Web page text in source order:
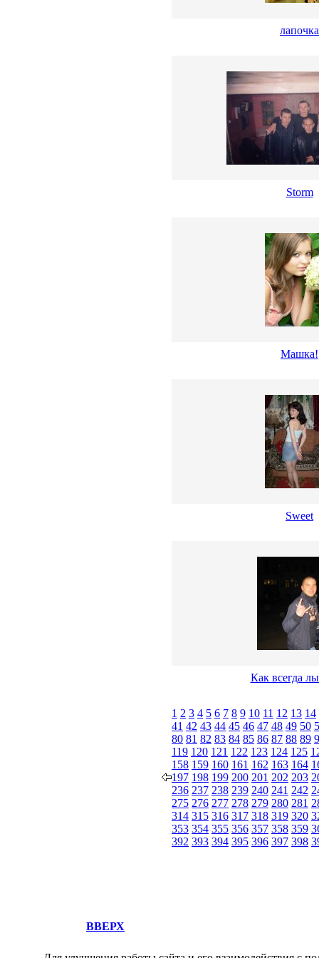
лапочка
Storm
Машка!
Sweet
Как всегда
1 2 3 4 5 6 7 8 9 10 11 12 13 14
41 42 43 44 45 46 47 48 49 50
80 81 82 83 84 85 86 87 88 89
119 120 121 122 123 124 125
158 159 160 161 162 163 164
197 198 199 200 201 202 203
236 237 238 239 240 241 242
275 276 277 278 279 280 281
314 315 316 317 318 319 320
353 354 355 356 357 358 359
392 393 394 395 396 397 398
ВВЕРХ